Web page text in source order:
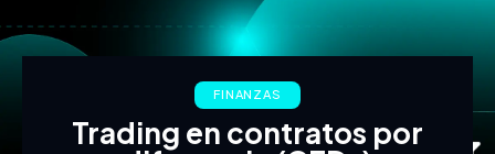
FINANZAS
Trading en contratos por